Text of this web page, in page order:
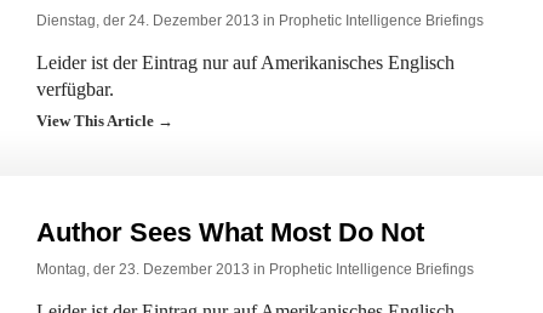
Dienstag, der 24. Dezember 2013 in Prophetic Intelligence Briefings
Leider ist der Eintrag nur auf Amerikanisches Englisch
verfügbar.
View This Article →
Author Sees What Most Do Not
Montag, der 23. Dezember 2013 in Prophetic Intelligence Briefings